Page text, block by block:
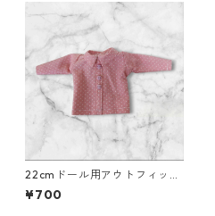
22cmドール用アウトフィッ
ト 襟付き長そでシャツ ピ
ンク×ドット柄 カジュアル
¥700